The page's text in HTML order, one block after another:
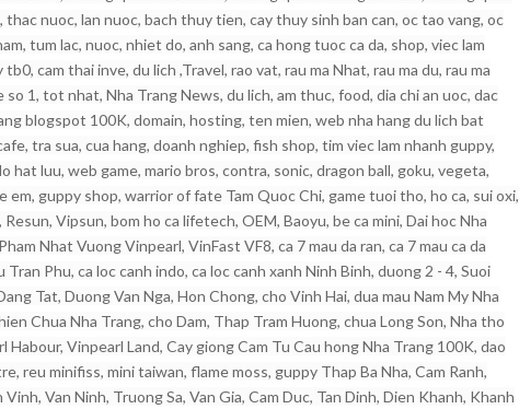
nuoc, lan nuoc, bach thuy tien, cay thuy sinh ban can, oc tao vang, oc
tum lac, nuoc, nhiet do, anh sang, ca hong tuoc ca da, shop, viec lam
cam thai inve, du lich ,Travel, rao vat, rau ma Nhat, rau ma du, rau ma
1, tot nhat, Nha Trang News, du lich, am thuc, food, dia chi an uoc, dac
blogspot 100K, domain, hosting, ten mien, web nha hang du lich bat
tra sua, cua hang, doanh nghiep, fish shop, tim viec lam nhanh guppy,
hat luu, web game, mario bros, contra, sonic, dragon ball, goku, vegeta,
guppy shop, warrior of fate Tam Quoc Chi, game tuoi tho, ho ca, sui oxi,
Vipsun, bom ho ca lifetech, OEM, Baoyu, be ca mini, Dai hoc Nha
Nhat Vuong Vinpearl, VinFast VF8, ca 7 mau da ran, ca 7 mau ca da
Tran Phu, ca loc canh indo, ca loc canh xanh Ninh Binh, duong 2 - 4, Suoi
Tat, Duong Van Nga, Hon Chong, cho Vinh Hai, dua mau Nam My Nha
Chua Nha Trang, cho Dam, Thap Tram Huong, chua Long Son, Nha tho
Habour, Vinpearl Land, Cay giong Cam Tu Cau hong Nha Trang 100K, dao
reu minifiss, mini taiwan, flame moss, guppy Thap Ba Nha, Cam Ranh,
Van Ninh, Truong Sa, Van Gia, Cam Duc, Tan Dinh, Dien Khanh, Khanh